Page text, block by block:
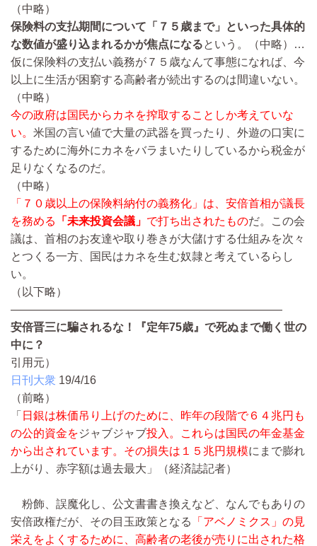
（中略）
保険料の支払期間について「７５歳まで」といった具体的
な数値が盛り込まれるかが焦点になるという。
（中略）…
仮に保険料の支払い義務が７５歳なんて事態になれば、今
以上に生活が困窮する高齢者が続出するのは間違いない。
（中略）
今の政府は国民からカネを搾取することしか考えていな
い。 米国の言い値で大量の武器を買ったり、外遊の口実に
するために海外にカネをバラまいたりしているから税金が
足りなくなるのだ。
（中略）
「７０歳以上の保険料納付の義務化」は、安倍首相が議長
を務める
「未来投資会議」 で打ち出されたものだ。この会
議は、首相のお友達や取り巻きが大儲けする仕組みを次々
とつくる一方、国民はカネを生む奴隷と考えているらし
い。
（以下略）
————————————————————————
安倍晋三に騙されるな！『定年75歳』で死ぬまで働く世の
中に？
引用元）
日刊大衆 19/4/16
（前略）
「 日銀は株価吊り上げのために、昨年の段階で６４兆円も
の公的資金をジャブジャブ投入。これらは国民の年金基金
から出されています。その損失は１５兆円規模にまで膨れ
上がり、赤字額は過去最大」（経済誌記者）
粉飾、誤魔化し、公文書書き換えなど、なんでもありの
安倍政権だが、その目玉政策となる
「アベノミクス」の見
栄えをよくするために、高齢者の老後が売りに出された格